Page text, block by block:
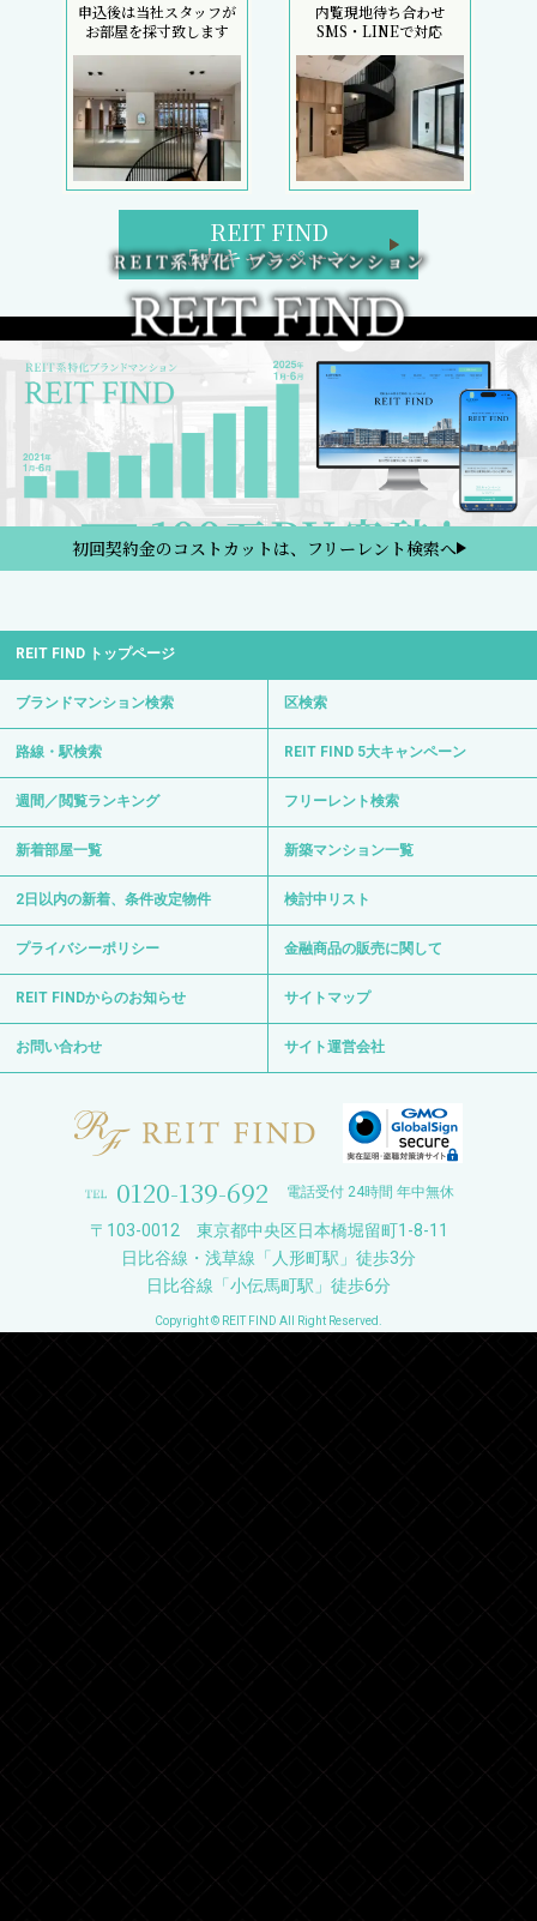
申込後は当社スタッフが
お部屋を採寸致します
内覧現地待ち合わせ
SMS・LINEで対応
REIT FIND
5大キャンペーン
初回契約金のコストカットは、フリーレント検索へ
REIT FIND トップページ
ブランドマンション検索 区検索
路線・駅検索 REIT FIND 5大キャンペーン
週間／閲覧ランキング フリーレント検索
新着部屋一覧 新築マンション一覧
2日以内の新着、条件改定物件 検討中リスト
プライバシーポリシー 金融商品の販売に関して
REIT FINDからのお知らせ サイトマップ
お問い合わせ サイト運営会社
0120-139-692 電話受付 24時間 年中無休
〒103-0012 東京都中央区日本橋堀留町1-8-11
日比谷線・浅草線「人形町駅」徒歩3分
日比谷線「小伝馬町駅」徒歩6分
Copyright © REIT FIND All Right Reserved.